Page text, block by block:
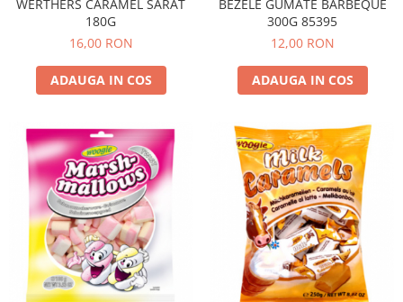
WERTHERS CARAMEL SARAT
180G
16,00 RON
ADAUGA IN COS
BEZELE GUMATE BARBEQUE
300G 85395
12,00 RON
ADAUGA IN COS